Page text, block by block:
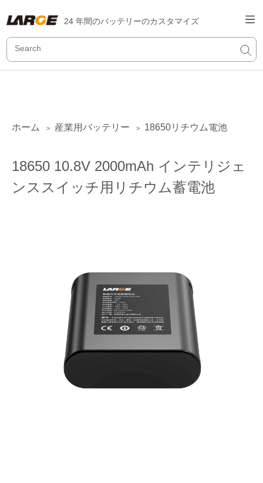
24 年間のバッテリーのカスタマイズ
ホーム > 産業用バッテリー > 18650リチウム電池
18650 10.8V 2000mAh インテリジェ
ンススイッチ用リチウム蓄電池